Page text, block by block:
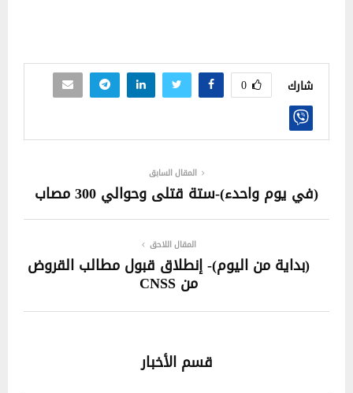
شارك 0
المقال السابق
(في يوم واحدء)-ستة قتلى وحوالي 300 مصاب
المقال اللاحق
(بداية من اليوم)- إنطلاق قبول مطالب القروض
من CNSS
قسم الأخبار